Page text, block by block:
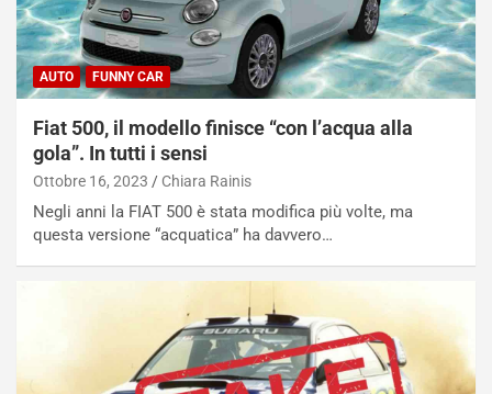
AUTO FUNNY CAR
Fiat 500, il modello finisce “con l’acqua alla
gola”. In tutti i sensi
Ottobre 16, 2023 Chiara Rainis
Negli anni la FIAT 500 è stata modifica più volte, ma
questa versione “acquatica” ha davvero…